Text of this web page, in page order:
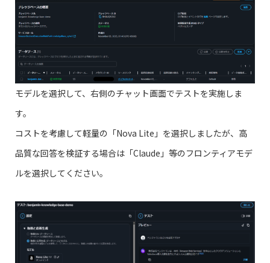
モデルを選択して、右側のチャット画面でテストを実施しま
す。
コストを考慮して軽量の「Nova Lite」を選択しましたが、高
品質な回答を検証する場合は「Claude」等のフロンティアモデ
ルを選択してください。